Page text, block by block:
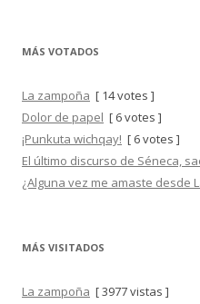
MÁS VOTADOS
La zampoña [ 14 votes ]
Dolor de papel [ 6 votes ]
¡Punkuta wichqay! [ 6 votes ]
El último discurso de Séneca,
¿Alguna vez me amaste desde
MÁS VISITADOS
La zampoña [ 3977 vistas ]